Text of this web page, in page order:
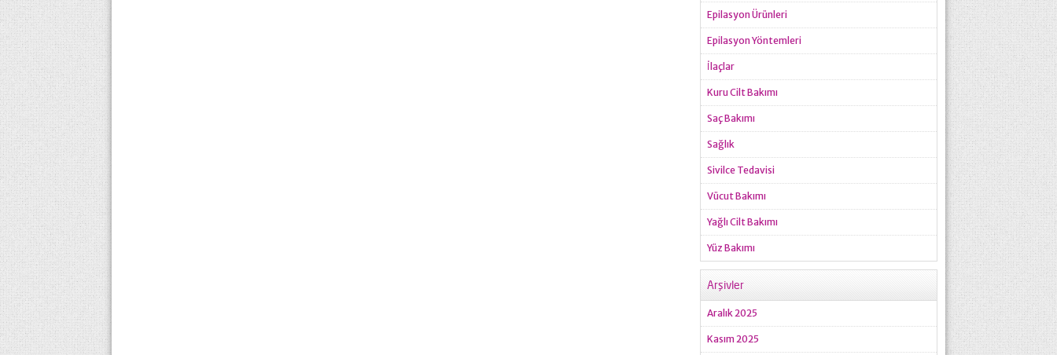
Epilasyon Ürünleri
Epilasyon Yöntemleri
İlaçlar
Kuru Cilt Bakımı
Saç Bakımı
Sağlık
Sivilce Tedavisi
Vücut Bakımı
Yağlı Cilt Bakımı
Yüz Bakımı
Arşivler
Aralık 2025
Kasım 2025